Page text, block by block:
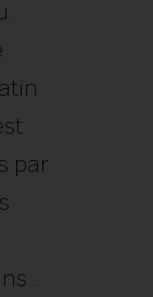
par